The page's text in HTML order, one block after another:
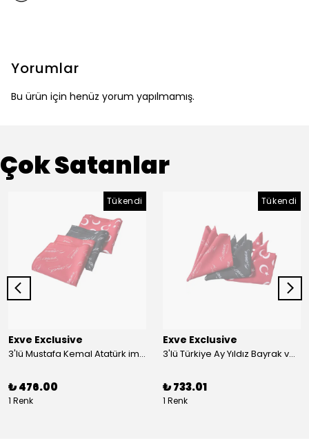
Yorumlar
Bu ürün için henüz yorum yapılmamış.
Çok Satanlar
Tükendi
Exve Exclusive
3'lü Mustafa Kemal Atatürk imzalı ve Türkiye Ay Yıldız Bayraklı Kadın Fular Seti
₺ 476.00
1 Renk
Tükendi
Exve Exclusive
3'lü Türkiye Ay Yıldız Bayrak ve Mustafa Kemal Atatürk imzalı Kırmızı Siyah Yaka Mendili Seti
₺ 733.01
1 Renk